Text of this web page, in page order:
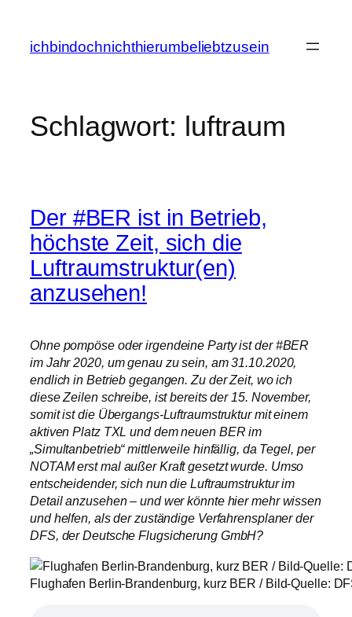
springen
ichbindochnichthierumbeliebtzusein
Schlagwort: luftraum
Der #BER ist in Betrieb,
höchste Zeit, sich die
Luftraumstruktur(en)
anzusehen!
Ohne pompöse oder irgendeine Party ist der #BER
im Jahr 2020, um genau zu sein, am 31.10.2020,
endlich in Betrieb gegangen. Zu der Zeit, wo ich
diese Zeilen schreibe, ist bereits der 15. November,
somit ist die Übergangs-Luftraumstruktur mit einem
aktiven Platz TXL und dem neuen BER im
„Simultanbetrieb“ mittlerweile hinfällig, da Tegel, per
NOTAM erst mal außer Kraft gesetzt wurde. Umso
entscheidender, sich nun die Luftraumstruktur im
Detail anzusehen – und wer könnte hier mehr wissen
und helfen, als der zuständige Verfahrensplaner der
DFS, der Deutsche Flugsicherung GmbH?
Flughafen Berlin-Brandenburg, kurz BER / Bild-Quelle: